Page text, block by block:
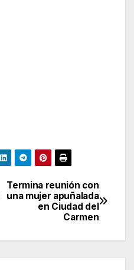
Termina reunión con
una mujer apuñalada
en Ciudad del
Carmen